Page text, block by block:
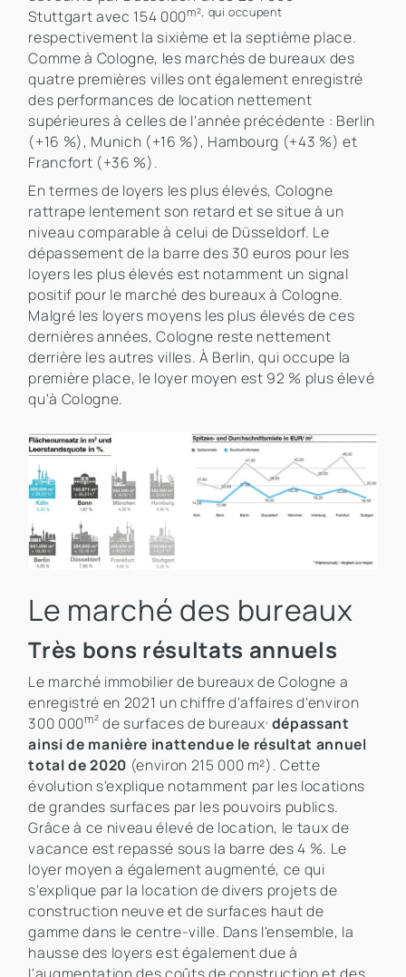
Stuttgart avec 154 000m², qui occupent
respectivement la sixième et la septième place.
Comme à Cologne, les marchés de bureaux des
quatre premières villes ont également enregistré
des performances de location nettement
supérieures à celles de l'année précédente : Berlin
(+16 %), Munich (+16 %), Hambourg (+43 %) et
Francfort (+36 %).
En termes de loyers les plus élevés, Cologne
rattrape lentement son retard et se situe à un
niveau comparable à celui de Düsseldorf. Le
dépassement de la barre des 30 euros pour les
loyers les plus élevés est notamment un signal
positif pour le marché des bureaux à Cologne.
Malgré les loyers moyens les plus élevés de ces
dernières années, Cologne reste nettement
derrière les autres villes. À Berlin, qui occupe la
première place, le loyer moyen est 92 % plus élevé
qu'à Cologne.
Le marché des bureaux
Très bons résultats annuels
Le marché immobilier de bureaux de Cologne a
enregistré en 2021 un chiffre d'affaires d'environ
300 000m² de surfaces de bureaux, dépassant
ainsi de manière inattendue le résultat annuel
total de 2020 (environ 215 000 m²). Cette
évolution s'explique notamment par les locations
de grandes surfaces par les pouvoirs publics.
Grâce à ce niveau élevé de location, le taux de
vacance est repassé sous la barre des 4 %. Le
loyer moyen a également augmenté, ce qui
s'explique par la location de divers projets de
construction neuve et de surfaces haut de
gamme dans le centre-ville. Dans l'ensemble, la
hausse des loyers est également due à